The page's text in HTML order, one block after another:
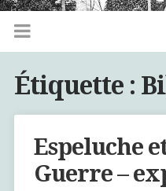
Étiquette :
Espeluche
Guerre –